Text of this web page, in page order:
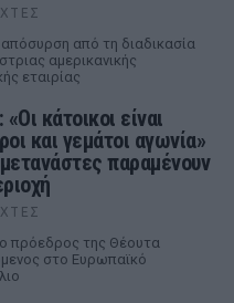
ΧΤΕΣ
από τη διαδικασία
αμερικανικής
εταιρίας
κάτοικοι είναι
και γεμάτοι αγωνία»
παραμένουν
ΧΤΕΣ
πρόεδρος της Θέουτα
στο Ευρωπαϊκό